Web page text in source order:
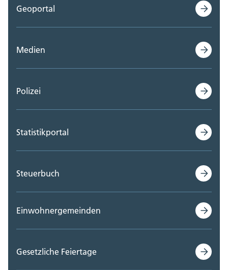
Geoportal
Medien
Polizei
Statistikportal
Steuerbuch
Einwohnergemeinden
Gesetzliche Feiertage